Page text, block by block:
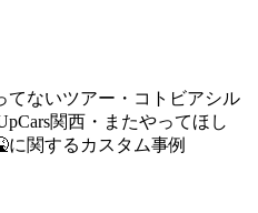
てないツアー・コトビアシル
関西・またやってほし
関するカスタム事例